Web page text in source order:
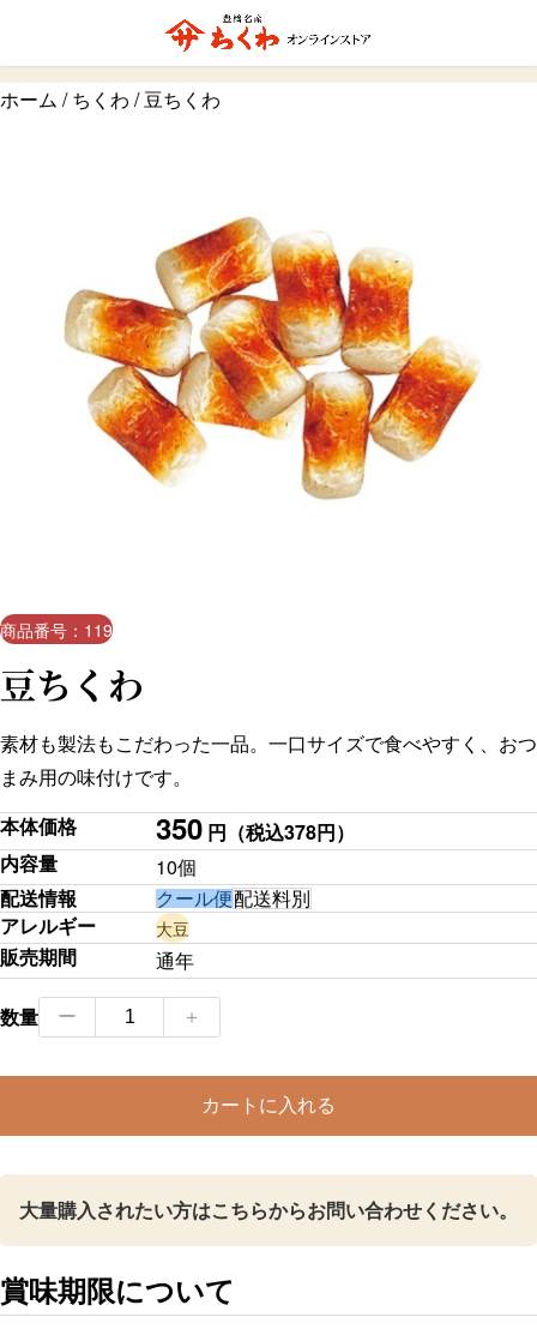
ホーム /ちくわ / 豆ちくわ
商品番号：119
豆ちくわ
素材も製法もこだわった一品。一口サイズで食べやすく、おつ
まみ用の味付けです。
本体価格
350 円 （税込378円）
内容量
10個
配送情報
クール便配送料別
アレルギー
大豆
販売期間 通年
数量 ー
ち
く
＋
カートに入れる
大量購入されたい方はこちらからお問い合わせください。
賞味期限について